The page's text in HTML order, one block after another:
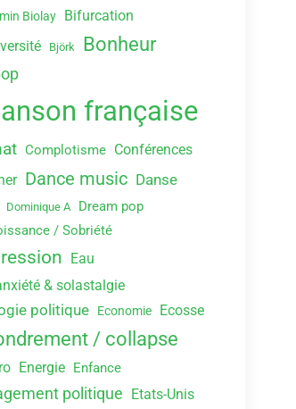
Biolay
Bifurcation
Björk Bonheur
française
Complotisme Conférences
Dance music Danse
Dominique A
Dream pop
/ Sobriété
Eau
& solastalgie
politique Economie Ecosse
/ collapse
Energie Enfance
politique Etats-Unis